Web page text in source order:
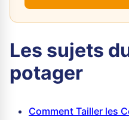
Les sujets
potager
Comment Tailler les